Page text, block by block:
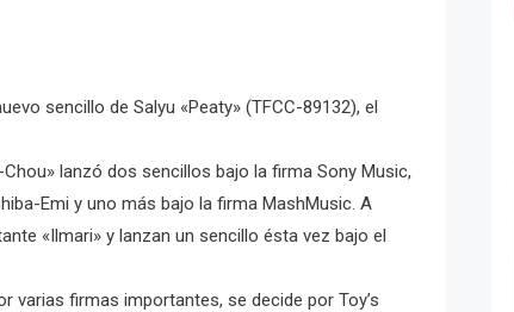
sencillo de Salyu «Peaty» (TFCC-89132), el
lanzó dos sencillos bajo la firma Sony Music,
Emi y uno más bajo la firma MashMusic. A
«Ilmari» y lanzan un sencillo ésta vez bajo el
varias firmas importantes, se decide por Toy’s